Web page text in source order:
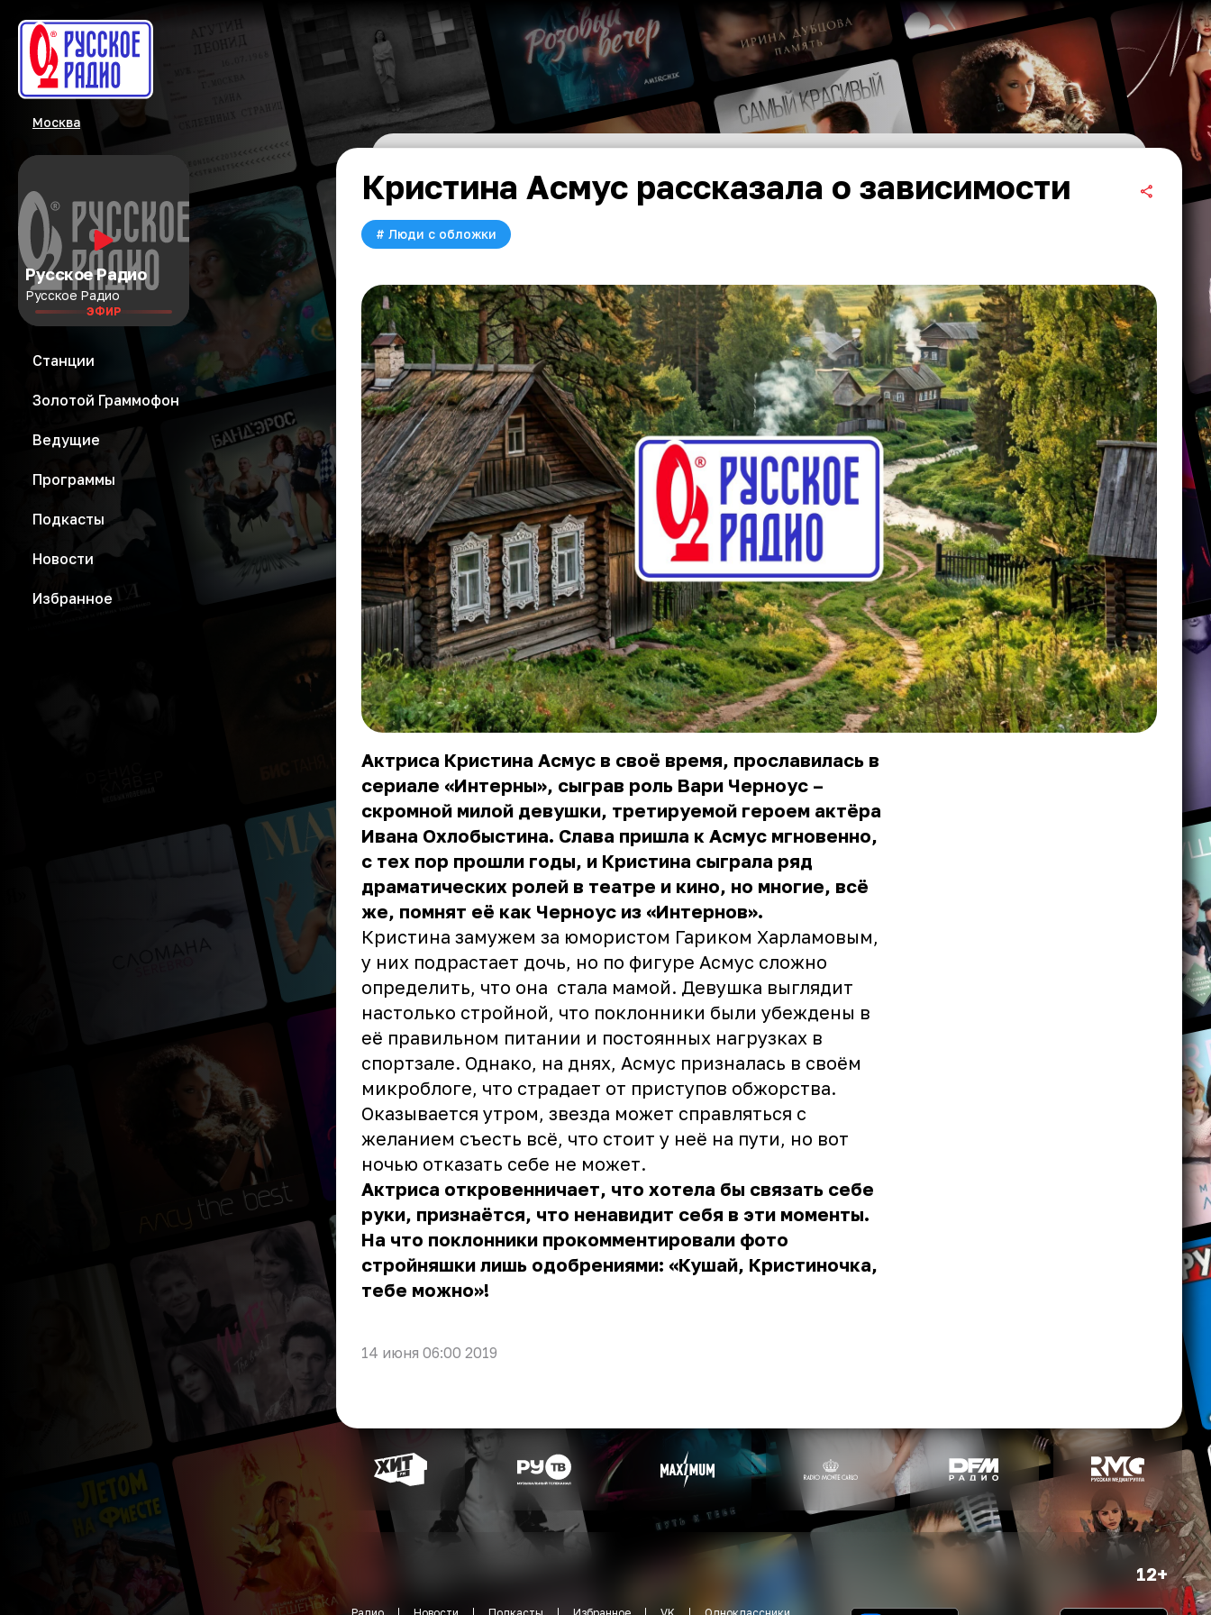
Москва
Русское Радио
Русское Радио
ЭФИР
Станции
Золотой Граммофон
Ведущие
Программы
Подкасты
Новости
Избранное
Кристина Асмус рассказала о зависимости
# Люди с обложки
Актриса Кристина Асмус в своё время, прославилась в
сериале «Интерны», сыграв роль Вари Черноус –
скромной милой девушки, третируемой героем актёра
Ивана Охлобыстина. Слава пришла к Асмус мгновенно,
с тех пор прошли годы, и Кристина сыграла ряд
драматических ролей в театре и кино, но многие, всё
же, помнят её как Черноус из «Интернов».
Кристина замужем за юмористом Гариком Харламовым,
у них подрастает дочь, но по фигуре Асмус сложно
определить, что она стала мамой. Девушка выглядит
настолько стройной, что поклонники были убеждены в
её правильном питании и постоянных нагрузках в
спортзале. Однако, на днях, Асмус призналась в своём
микроблоге, что страдает от приступов обжорства.
Оказывается утром, звезда может справляться с
желанием съесть всё, что стоит у неё на пути, но вот
ночью отказать себе не может.
Актриса откровенничает, что хотела бы связать себе
руки, признаётся, что ненавидит себя в эти моменты.
На что поклонники прокомментировали фото
стройняшки лишь одобрениями: «Кушай, Кристиночка,
тебе можно»!
14 июня 06:00 2019
12+